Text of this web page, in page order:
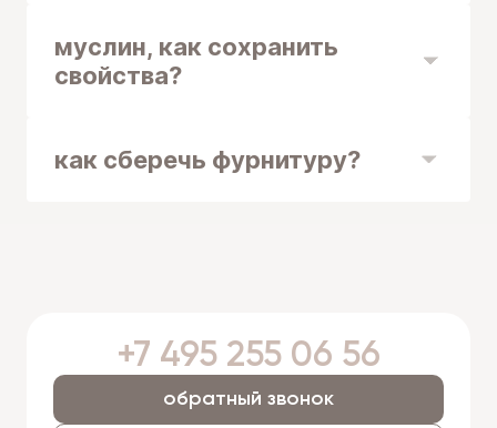
муслин, как сохранить
свойства?
как сберечь фурнитуру?
+7 495 255 06 56
обратный звонок